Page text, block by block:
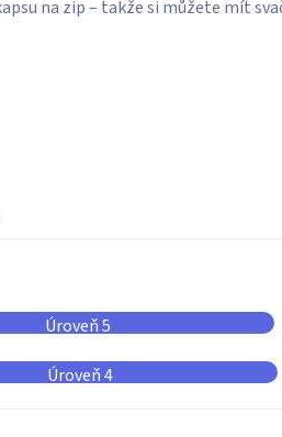
na zip – takže si můžete mít
Úroveň 5
Úroveň 4